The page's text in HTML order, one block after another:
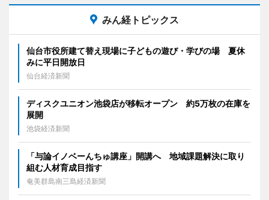
みん経トピックス
仙台市役所建て替え現場に子どもの遊び・学びの場 夏休
みに平日開放日
仙台経済新聞
ディスクユニオン池袋店が移転オープン 約5万枚の在庫を
展開
池袋経済新聞
「与論イノベーんちゅ講座」開講へ 地域課題解決に取り
組む人材育成目指す
奄美群島南三島経済新聞